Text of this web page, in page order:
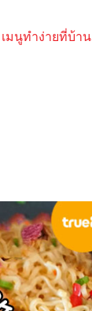
มนูทำง่ายที่บ้าน